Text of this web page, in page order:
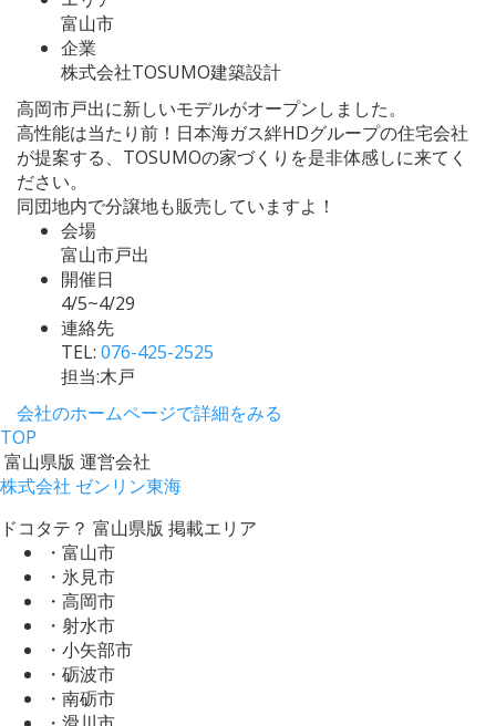
富山市
企業
株式会社TOSUMO建築設計
高岡市戸出に新しいモデルがオープンしました。
高性能は当たり前！日本海ガス絆HDグループの住宅会社
が提案する、TOSUMOの家づくりを是非体感しに来てく
ださい。
同団地内で分譲地も販売していますよ！
会場
富山市戸出
開催日
4/5~4/29
連絡先
TEL: 076-425-2525
担当:木戸
会社のホームページで詳細をみる
TOP
富山県版 運営会社
株式会社 ゼンリン東海
ドコタテ？ 富山県版 掲載エリア
・富山市
・氷見市
・高岡市
・射水市
・小矢部市
・砺波市
・南砺市